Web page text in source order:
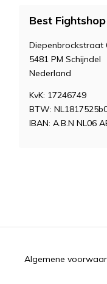
Best Fightshop
Diepenbrockstraat
5481 PM Schijndel
Nederland
KvK: 17246749
BTW:
IBAN: A.B.N NL06
Algemene